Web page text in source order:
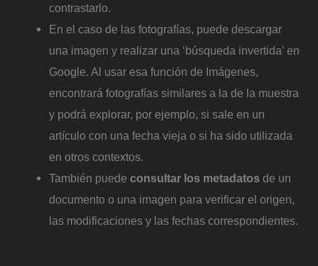
contrastarlo.
En el caso de las fotografías, puede descargar
una imagen y realizar una ‘búsqueda invertida’ en
Google. Al usar esa función de Imágenes,
encontrará fotografías similares a la de la muestra
y podrá explorar, por ejemplo, si sale en un
artículo con una fecha vieja o si ha sido utilizada
en otros contextos.
También puedeconsultar los metadatosde un
documento o una imagen para verificar el origen,
las modificaciones y las fechas correspondientes.